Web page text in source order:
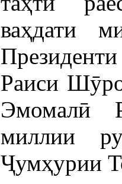
ваҳдати
Раиси
Эмомалӣ
миллии
Ҷумҳурии